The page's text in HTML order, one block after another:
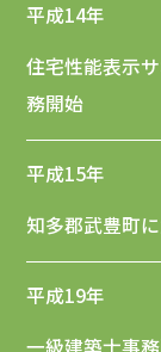
平成14年
住宅性能表示
務開始
平成15年
知多郡武豊町
平成19年
一級建築士事